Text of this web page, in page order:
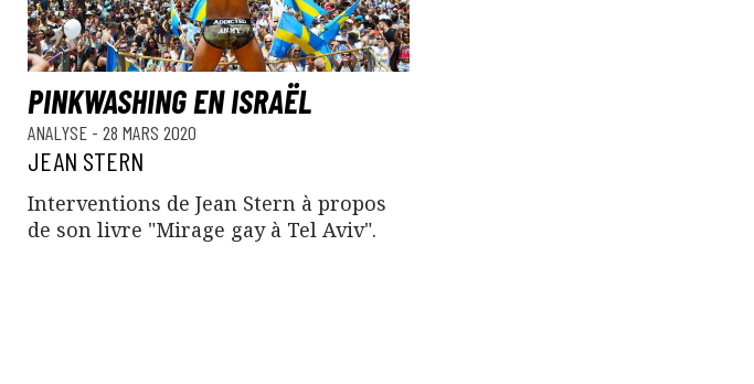
PINKWASHING EN ISRAËL
ANALYSE -28 MARS 2020
JEAN STERN
Interventions de Jean Stern à propos
de son livre "Mirage gay à Tel Aviv".